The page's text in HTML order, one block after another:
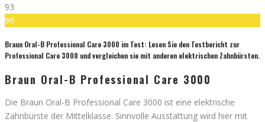
93
90
Braun Oral-B Professional Care 3000 im Test: Lesen Sie den Testbericht zur
Professional Care 3000 und vergleichen sie mit anderen elektrischen Zahnbürsten.
Braun Oral-B Professional Care 3000
Die Braun Oral-B Professional Care 3000 ist eine elektrische
Zahnbürste der Mittelklasse. Sinnvolle Ausstattung wird hier mit